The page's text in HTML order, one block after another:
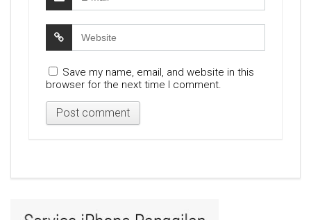
Save my name, email, and website in this
browser for the next time I comment.